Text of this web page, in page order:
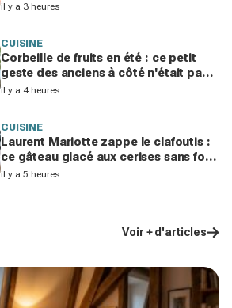
cette erreur avec le sucre gâche tout
il y a 3 heures
CUISINE
Corbeille de fruits en été : ce petit
geste des anciens à côté n'était pas
pour les guêpes et évite le gâchis
il y a 4 heures
CUISINE
Laurent Mariotte zappe le clafoutis :
ce gâteau glacé aux cerises sans four
cartonne, à condition d’éviter ce
il y a 5 heures
Voir + d'articles